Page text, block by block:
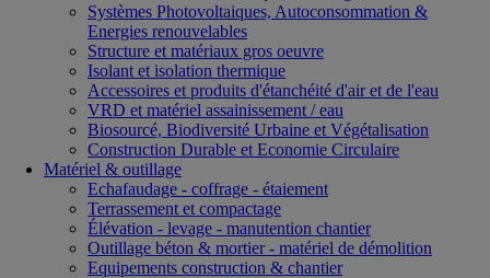
Systèmes Photovoltaiques, Autoconsommation &
Energies renouvelables
Structure et matériaux gros oeuvre
Isolant et isolation thermique
Accessoires et produits d'étanchéité d'air et de l'eau
VRD et matériel assainissement / eau
Biosourcé, Biodiversité Urbaine et Végétalisation
Construction Durable et Economie Circulaire
Matériel & outillage
Echafaudage - coffrage - étaiement
Terrassement et compactage
Élévation - levage - manutention chantier
Outillage béton & mortier - matériel de démolition
Equipements construction & chantier